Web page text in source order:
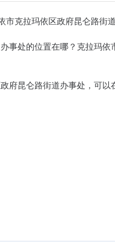
克拉玛依区政府昆仑路街
事处的位置在哪？克拉玛
府昆仑路街道办事处，可